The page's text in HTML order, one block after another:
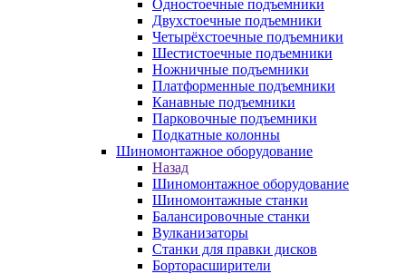
Одностоечные подъемники
Двухстоечные подъемники
Четырёхстоечные подъемники
Шестистоечные подъемники
Ножничные подъемники
Платформенные подъемники
Канавные подъемники
Парковочные подъемники
Подкатные колонны
Шиномонтажное оборудование
Назад
Шиномонтажное оборудование
Шиномонтажные станки
Балансировочные станки
Вулканизаторы
Станки для правки дисков
Борторасширители